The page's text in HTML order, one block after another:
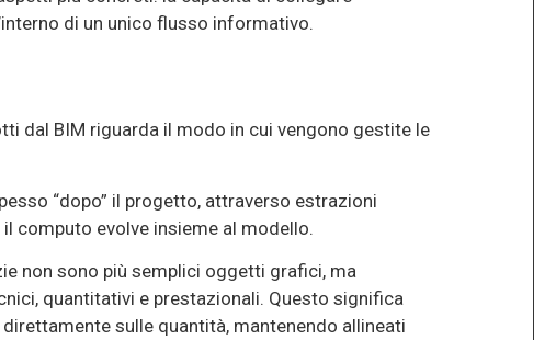
di un unico flusso informativo.
dal BIM riguarda il modo in cui vengono gestite le
“dopo” il progetto, attraverso estrazioni
il computo evolve insieme al modello.
non sono più semplici oggetti grafici, ma
quantitativi e prestazionali. Questo significa
sulle quantità, mantenendo allineati